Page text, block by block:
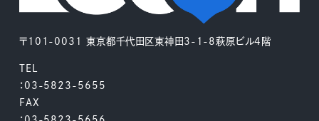
〒101-0031 東京都千代田区東神田3-1-8萩原ビル4階
TEL
：03-5823-5655
FAX